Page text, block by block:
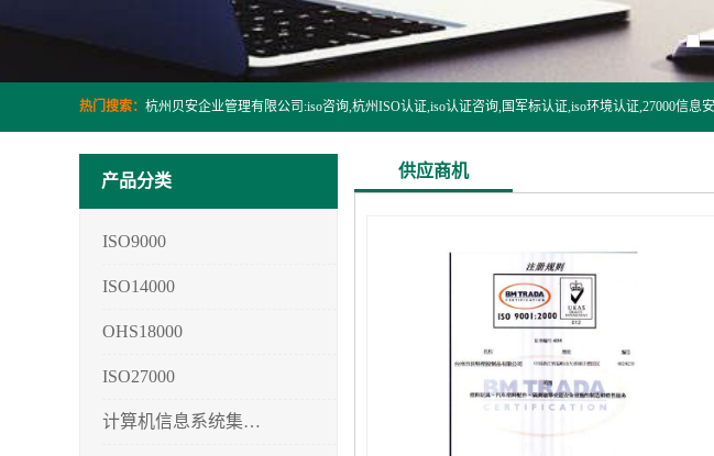
热门搜索：
产品分类
ISO9000
ISO14000
OHS18000
ISO27000
计算机信息系统集成3/4/5
供应商机